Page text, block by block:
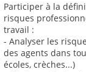
Participer à la
risques
travail :
- Analyser les
des agents dans
écoles, crèches...)